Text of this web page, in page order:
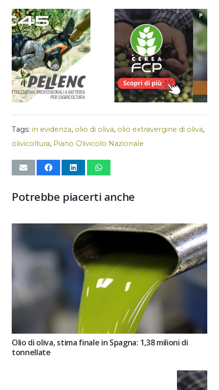
Tags: in evidenza, olio di oliva, olio extravergine di oliva,
olivicoltura, Piano Olivicolo Nazionale
Potrebbe piacerti anche
Olio di oliva, stima finale in Spagna: 1,38 milioni di
tonnellate